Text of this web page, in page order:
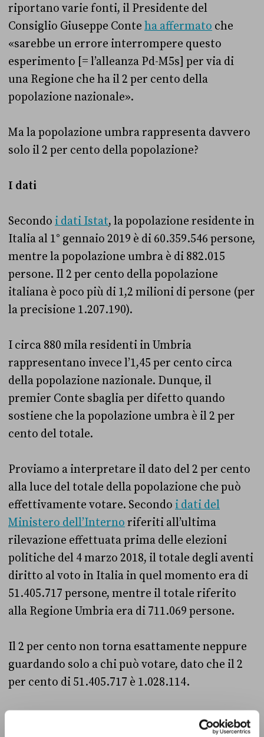
riportano varie fonti, il Presidente del
Consiglio Giuseppe Conte ha affermato che
«sarebbe un errore interrompere questo
esperimento [= l’alleanza Pd-M5s] per via di
una Regione che ha il 2 per cento della
popolazione nazionale».
Ma la popolazione umbra rappresenta davvero
solo il 2 per cento della popolazione?
I dati
Secondo i dati Istat, la popolazione residente in
Italia al 1° gennaio 2019 è di 60.359.546 persone,
mentre la popolazione umbra è di 882.015
persone. Il 2 per cento della popolazione
italiana è poco più di 1,2 milioni di persone (per
la precisione 1.207.190).
I circa 880 mila residenti in Umbria
rappresentano invece l’1,45 per cento circa
della popolazione nazionale. Dunque, il
premier Conte sbaglia per difetto quando
sostiene che la popolazione umbra è il 2 per
cento del totale.
Proviamo a interpretare il dato del 2 per cento
alla luce del totale della popolazione che può
effettivamente votare. Secondo i dati del
Ministero dell’Interno riferiti all’ultima
rilevazione effettuata prima delle elezioni
politiche del 4 marzo 2018, il totale degli aventi
diritto al voto in Italia in quel momento era di
51.405.717 persone, mentre il totale riferito
alla Regione Umbria era di 711.069 persone.
Il 2 per cento non torna esattamente neppure
guardando solo a chi può votare, dato che il 2
per cento di 51.405.717 è 1.028.114.
I 711.069 aventi diritto al voto in Umbria